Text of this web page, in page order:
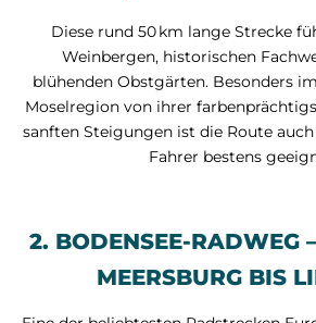
Diese rund 50 km lange Strecke
Weinbergen, historischen
blühenden Obstgärten. Besonders
Moselregion von ihrer
sanften Steigungen ist die Route
Fahrer bestens
2. BODENSEE-RADWEG
MEERSBURG BIS